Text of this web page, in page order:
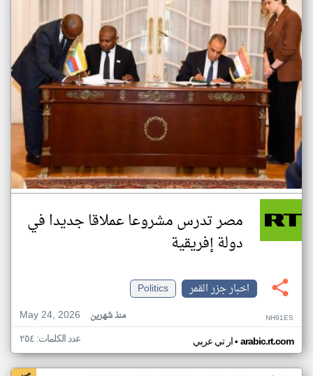
مصر تدرس مشروعا عملاقا جديدا في
دولة إفريقية
اخبار جزر القمر
Politics
May 24, 2026
منذ شهرين NH91ES
ار تي عربي• arabic.rt.com عدد الكلمات: ٢٥٤